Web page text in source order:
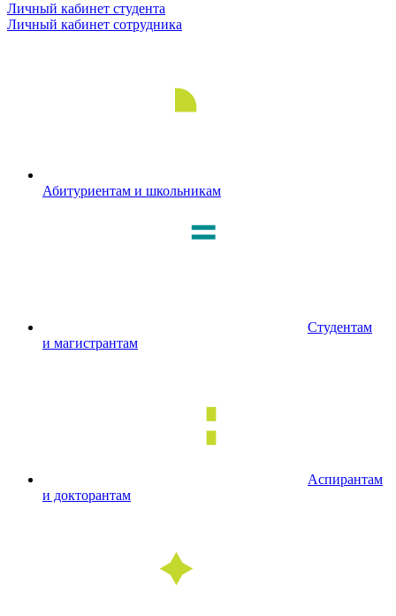
Личный кабинет студента
Личный кабинет сотрудника
Абитуриентам и школьникам
Студентам
и магистрантам
Аспирантам
и докторантам